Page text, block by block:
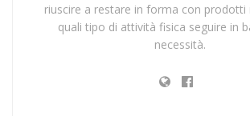
riuscire a restare in forma con prodotti
quali tipo di attività fisica seguire in
necessità.